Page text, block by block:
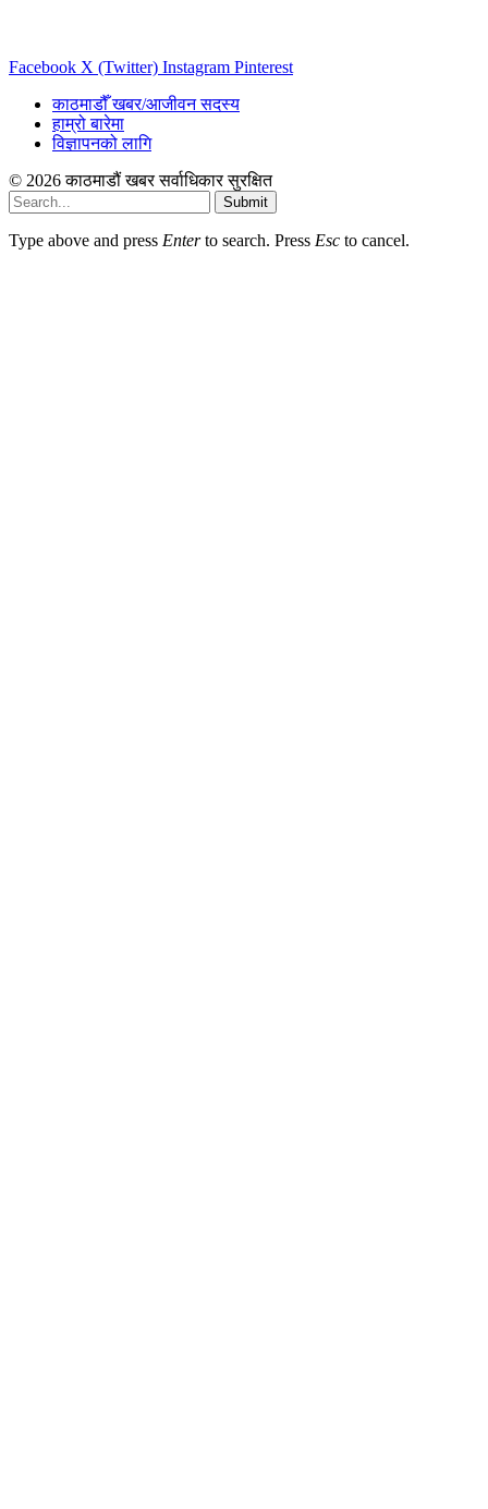
Facebook X (Twitter) Instagram Pinterest
काठमाडौँ खबर/आजीवन सदस्य
हाम्रो बारेमा
विज्ञापनको लागि
© 2026 काठमाडौं खबर सर्वाधिकार सुरक्षित
Submit
Type above and press Enterto search. Press Esc to cancel.